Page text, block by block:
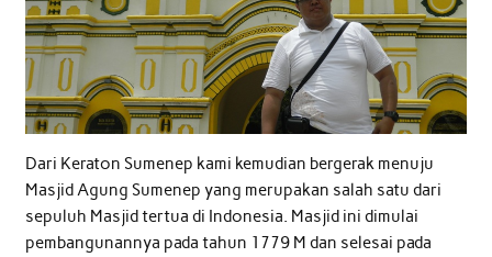
Dari Keraton Sumenep kami kemudian bergerak menuju
Masjid Agung Sumenep yang merupakan salah satu dari
sepuluh Masjid tertua di Indonesia. Masjid ini dimulai
pembangunannya pada tahun 1779 M dan selesai pada